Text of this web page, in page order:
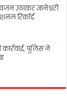
उठाकर ज्ञानेश्वरी
रिकॉर्ड
कार्रवाई, पुलिस ने